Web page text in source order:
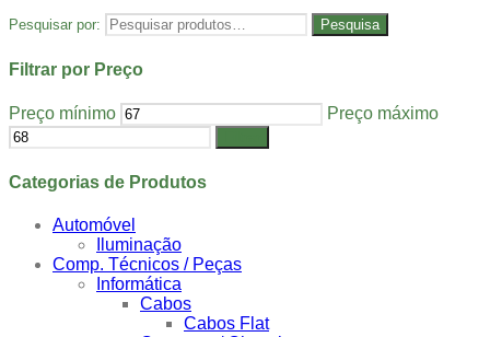
Pesquisar por: Pesquisa
Filtrar por Preço
Preço mínimo Preço máximo
Categorias de Produtos
Automóvel
Iluminação
Comp. Técnicos / Peças
Informática
Cabos
Cabos Flat